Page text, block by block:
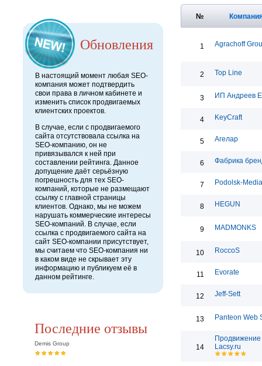
Обновления
В настоящий момент любая SEO-
компания может подтвердить
свои права в личном кабинете и
изменить список продвигаемых
клиентских проектов.
В случае, если с продвигаемого
сайта отсутствовала ссылка на
SEO-компанию, он не
привязывался к ней при
составлении рейтинга. Данное
допущение даёт серьёзную
погрешность для тех SEO-
компаний, которые не размещают
ссылку с главной страницы
клиентов. Однако, мы не можем
нарушать коммерческие интересы
SEO-компаний. В случае, если
ссылка с продвигаемого сайта на
сайт SEO-компании присутствует,
мы считаем что SEO-компания ни
в каком виде не скрывает эту
информацию и публикуем её в
данном рейтинге.
Последние отзывы
Demis Group
№
1 Agrachoff
2 Top Line
3 ИП Андреев
4 KeyCraft
5 Агелар
6 Фабрика
7 Podolsk-Media
8 HEGUN
9 MADMONKS
10 RoccoS
11 Evorate
12 Jeff-Sett
13 Panteon Web
14
Продвижение
Lacsy.ru